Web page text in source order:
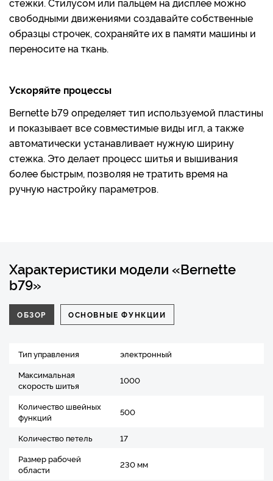
свободными движениями создавайте собственные
образцы строчек, сохраняйте их в памяти машины и
переносите на ткань.
Ускоряйте процессы
Bernette b79 определяет тип используемой пластины
и показывает все совместимые виды игл, а также
автоматически устанавливает нужную ширину
стежка. Это делает процесс шитья и вышивания
более быстрым, позволяя не тратить время на
ручную настройку параметров.
Характеристики модели «Bernette
b79»
ОБЗОР ОСНОВНЫЕ ФУНКЦИИ
Тип управления
электронный
Максимальная
скорость шитья
1000
Количество швейных
функций
500
Количество петель
17
Размер рабочей
области
230 мм